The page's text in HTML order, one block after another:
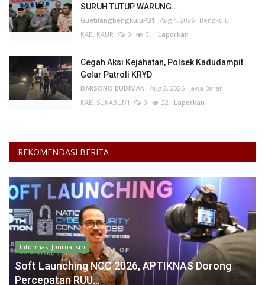
SURUH TUTUP WARUNG...
GuetilangbengkuluPB1 Aug 4, 2026 Bengkulu
KAB. KAUR
0 31 Laporkan
Cegah Aksi Kejahatan, Polsek Kadudampit
Gelar Patroli KRYD
DARSONO BUDIMAN Aug 2, 2026 Jawa Barat
KAB. SUKABUMI
0 22 Laporkan
REKOMENDASI BERITA
Informasi Journalism
Soft Launching NCC 2026, APTIKNAS Dorong
Percepatan RUU...